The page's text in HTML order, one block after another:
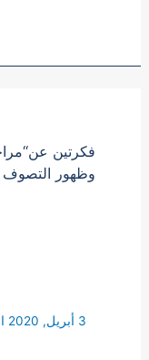
فكرتين
وظهور التصوف
3 أبريل, 2020 الساعة 7:21 م